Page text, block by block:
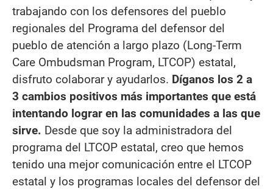
trabajando con los defensores del pueblo
regionales del Programa del defensor del
pueblo de atención a largo plazo (Long-Term
Care Ombudsman Program, LTCOP) estatal,
disfruto colaborar y ayudarlos. Díganos los 2 a
3 cambios positivos más importantes que está
intentando lograr en las comunidades a las que
sirve. Desde que soy la administradora del
programa del LTCOP estatal, creo que hemos
tenido una mejor comunicación entre el LTCOP
estatal y los programas locales del defensor del